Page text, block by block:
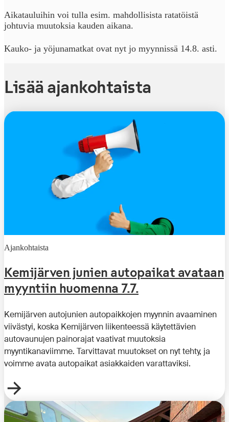
Aikatauluihin voi tulla esim. mahdollisista ratatöistä
johtuvia muutoksia kauden aikana.
Kauko- ja yöjunamatkat ovat nyt jo myynnissä 14.8. asti.
Lisää ajankohtaista
Ajankohtaista
Kemijärven junien autopaikat avataan
myyntiin huomenna 7.7.
Kemijärven autojunien autopaikkojen myynnin avaaminen
viivästyi, koska Kemijärven liikenteessä käytettävien
autovaunujen painorajat vaativat muutoksia
myyntikanaviimme. Tarvittavat muutokset on nyt tehty, ja
voimme avata autopaikat asiakkaiden varattaviksi.